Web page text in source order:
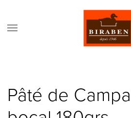
Contact
Pâté de